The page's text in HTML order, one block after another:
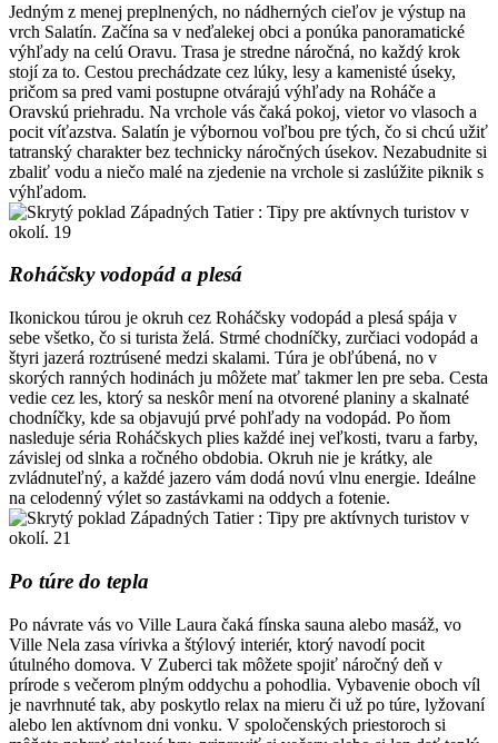
Jedným z menej preplnených, no nádherných cieľov je výstup na
vrch Salatín. Začína sa v neďalekej obci a ponúka panoramatické
výhľady na celú Oravu. Trasa je stredne náročná, no každý krok
stojí za to. Cestou prechádzate cez lúky, lesy a kamenisté úseky,
pričom sa pred vami postupne otvárajú výhľady na Roháče a
Oravskú priehradu. Na vrchole vás čaká pokoj, vietor vo vlasoch a
pocit víťazstva. Salatín je výbornou voľbou pre tých, čo si chcú užiť
tatranský charakter bez technicky náročných úsekov. Nezabudnite si
zbaliť vodu a niečo malé na zjedenie na vrchole si zaslúžite piknik s
výhľadom.
Roháčsky vodopád a plesá
Ikonickou túrou je okruh cez Roháčsky vodopád a plesá spája v
sebe všetko, čo si turista želá. Strmé chodníčky, zurčiaci vodopád a
štyri jazerá roztrúsené medzi skalami. Túra je obľúbená, no v
skorých ranných hodinách ju môžete mať takmer len pre seba. Cesta
vedie cez les, ktorý sa neskôr mení na otvorené planiny a skalnaté
chodníčky, kde sa objavujú prvé pohľady na vodopád. Po ňom
nasleduje séria Roháčskych plies každé inej veľkosti, tvaru a farby,
závislej od slnka a ročného obdobia. Okruh nie je krátky, ale
zvládnuteľný, a každé jazero vám dodá novú vlnu energie. Ideálne
na celodenný výlet so zastávkami na oddych a fotenie.
Po túre do tepla
Po návrate vás vo Ville Laura čaká fínska sauna alebo masáž, vo
Ville Nela zasa vírivka a štýlový interiér, ktorý navodí pocit
útulného domova. V Zuberci tak môžete spojiť náročný deň v
prírode s večerom plným oddychu a pohodlia. Vybavenie oboch víl
je navrhnuté tak, aby poskytlo relax na mieru či už po túre, lyžovaní
alebo len aktívnom dni vonku. V spoločenských priestoroch si